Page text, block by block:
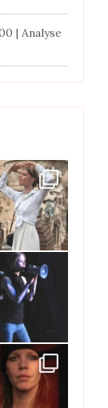
| Analyse